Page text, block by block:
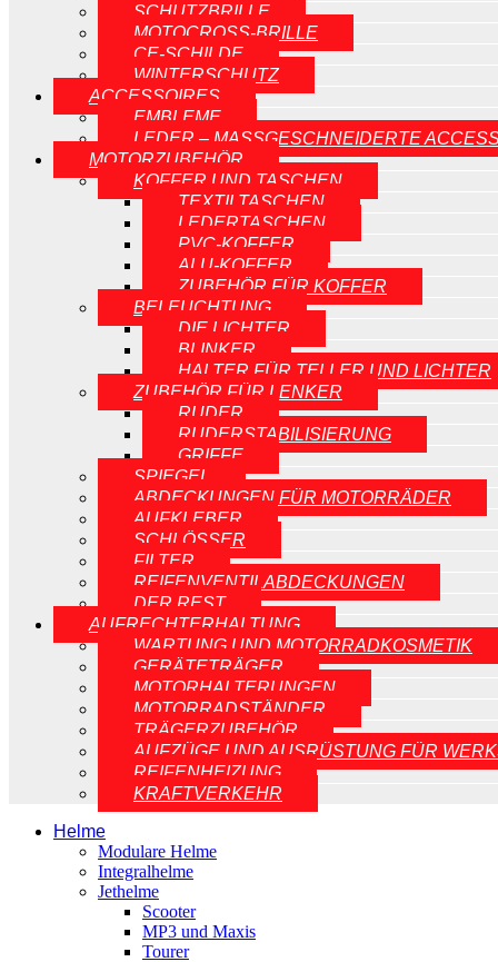
SCHUTZBRILLE
MOTOCROSS-BRILLE
CE-SCHILDE
WINTERSCHUTZ
ACCESSOIRES
EMBLEME
LEDER – MASSGESCHNEIDERTE
MOTORZUBEHÖR
KOFFER UND TASCHEN
TEXTILTASCHEN
LEDERTASCHEN
PVC-KOFFER
ALU-KOFFER
ZUBEHÖR FÜR KOFFER
BELEUCHTUNG
DIE LICHTER
BLINKER
HALTER FÜR TELLER UND LICHTER
ZUBEHÖR FÜR LENKER
RUDER
RUDERSTABILISIERUNG
GRIFFE
SPIEGEL
ABDECKUNGEN FÜR MOTORRÄDER
AUFKLEBER
SCHLÖSSER
FILTER
REIFENVENTILABDECKUNGEN
DER REST
AUFRECHTERHALTUNG
WARTUNG UND MOTORRADKOSMETIK
GERÄTETRÄGER
MOTORHALTERUNGEN
MOTORRADSTÄNDER
TRÄGERZUBEHÖR
AUFZÜGE UND AUSRÜSTUNG FÜR
REIFENHEIZUNG
KRAFTVERKEHR
Helme
Modulare Helme
Integralhelme
Jethelme
Scooter
MP3 und Maxis
Tourer